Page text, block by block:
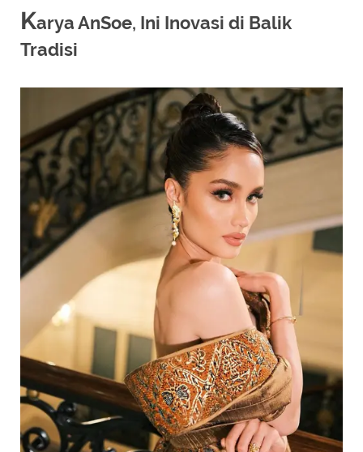
Karya AnSoe, Ini Inovasi di Balik
Tradisi